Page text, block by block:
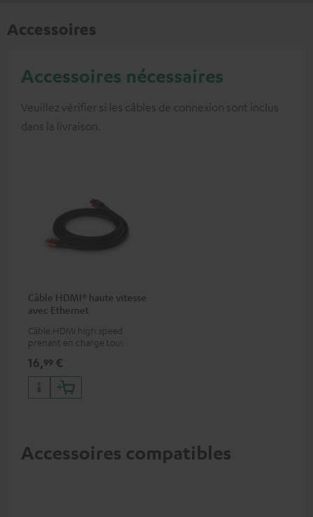
Accessoires
Accessoires nécessaires
Veuillez vérifier si les câbles de connexion sont inclus
dans la livraison.
Câble HDMI® haute vitesse
avec Ethernet
Câble HDMI high speed
prenant en charge tous les
50/60p et 4K 3D
16,99 €
Accessoires compatibles